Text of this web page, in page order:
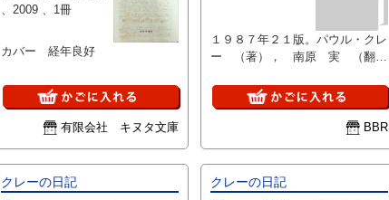
、2009 、1冊
カバー 経年良好
有限会社 キヌタ文庫
１９８７年２１版。パウル・クレ
ー （著）， 南原 実 （翻
レ、キズはありますが、中身状態
は並です。
BBR
クレーの日記 クレーの日記